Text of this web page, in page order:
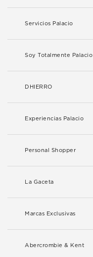
Servicios Palacio
Soy Totalmente Palacio
DHIERRO
Experiencias Palacio
Personal Shopper
La Gaceta
Marcas Exclusivas
Abercrombie & Kent